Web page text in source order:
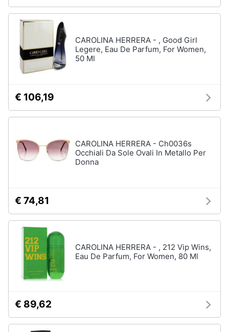
CAROLINA HERRERA - , Good Girl
Legere, Eau De Parfum, For Women,
50 Ml
€ 106,19
CAROLINA HERRERA - Ch0036s
Occhiali Da Sole Ovali In Metallo Per
Donna
€ 74,81
CAROLINA HERRERA - , 212 Vip Wins,
Eau De Parfum, For Women, 80 Ml
€ 89,62